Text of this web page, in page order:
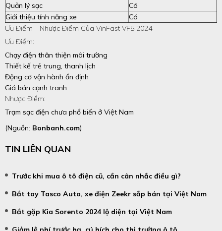
Quản lý sạc
Có
Giới thiệu tính năng xe
Có
Ưu Điểm - Nhược Điểm Của VinFast VF5 2024
Ưu Điểm:
Chạy điện thân thiện môi trường
Thiết kế trẻ trung, thanh lịch
Động cơ vận hành ổn định
Giá bán cạnh tranh
Nhược Điểm:
Trạm sạc điện chưa phổ biến ở Việt Nam
(Nguồn: Bonbanh.com)
TIN LIÊN QUAN
Trước khi mua ô tô điện cũ, cần cân nhắc điều gì?
Bắt tay Tasco Auto, xe điện Zeekr sắp bán tại Việt Nam
Bắt gặp Kia Sorento 2024 lộ diện tại Việt Nam